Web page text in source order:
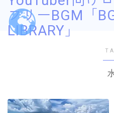
フリーBGM「
LIBRARY」